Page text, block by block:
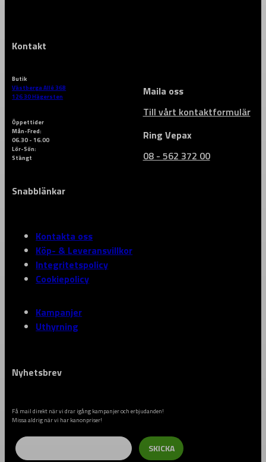
Kontakt
Butik
Västberga Allé 36B
126 30 Hägersten
Maila oss
Till vårt kontaktformulär
Öppettider
Mån-Fred:
06.30 - 16.00
Lör-Sön:
Stängt
Ring Vepax
08 - 562 372 00
Snabblänkar
Kontakta oss
Köp- & Leveransvillkor
Integritetspolicy
Cookiepolicy
Kampanjer
Uthyrning
Nyhetsbrev
Få mail direkt när vi drar igång kampanjer och erbjudanden!
Missa aldrig när vi har kanonpriser!
Email
SKICKA